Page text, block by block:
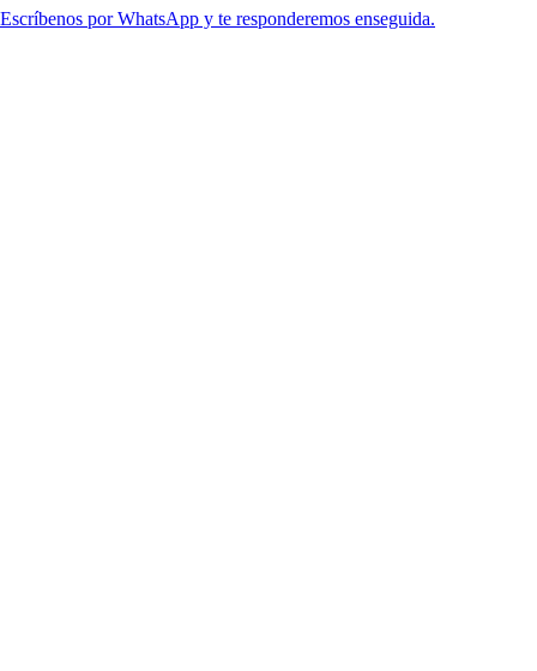
Escríbenos por WhatsApp y te responderemos enseguida.